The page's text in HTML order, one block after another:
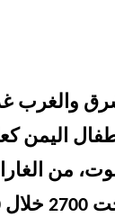
والغرب غدا
اليمن
من